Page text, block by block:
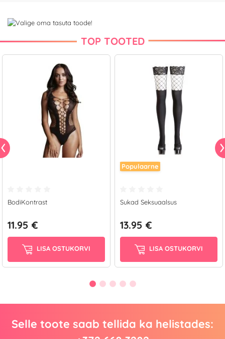
TOP TOOTED
BodiKontrast
11.95 €
LISA OSTUKORVI
Populaarne
Sukad Seksuaalsus
13.95 €
LISA OSTUKORVI
Selle toote saab tellida ka helistades: